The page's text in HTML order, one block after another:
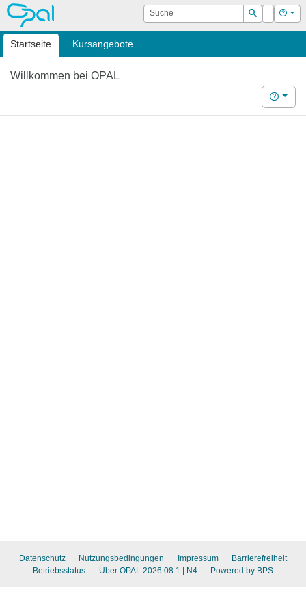
OPAL Suche
Suchen
Login Hilfe
Startseite Kursangebote
Willkommen bei OPAL
Hilfe
Datenschutz Nutzungsbedingungen Impressum
Barrierefreiheit
Betriebsstatus
Über OPAL 2026.08.1 | N4 Powered by BPS